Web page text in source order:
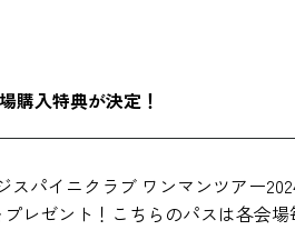
購入特典が決定！
パイニクラブ ワンマンツアー
レゼント！こちらのパスは各会